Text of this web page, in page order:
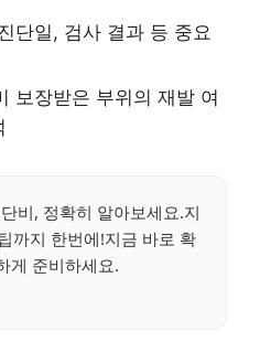
단일, 검사 결과 등 중요
보장받은 부위의 재발 여
비, 정확히 알아보세요.지
까지 한번에!지금 바로 확
게 준비하세요.